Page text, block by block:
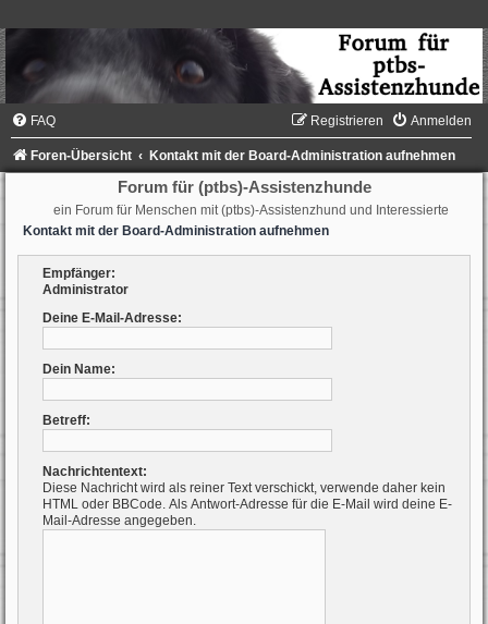
FAQ Anmelden
Registrieren
Foren-Übersicht Kontakt mit der Board-Administration aufnehmen
Forum für (ptbs)-Assistenzhunde
ein Forum für Menschen mit (ptbs)-Assistenzhund und Interessierte
Kontakt mit der Board-Administration aufnehmen
Empfänger:
Administrator
Deine E-Mail-Adresse:
Dein Name:
Betreff:
Nachrichtentext:
Diese Nachricht wird als reiner Text verschickt, verwende daher kein
HTML oder BBCode. Als Antwort-Adresse für die E-Mail wird deine E-
Mail-Adresse angegeben.